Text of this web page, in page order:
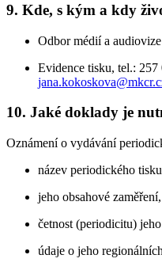
9. Kde, s kým a kdy
Odbor médií a audiovize
Evidence tisku, tel.:
10. Jaké doklady je
Oznámení o vydávání
název periodického
jeho obsahové zaměření,
četnost (periodicitu)
údaje o jeho